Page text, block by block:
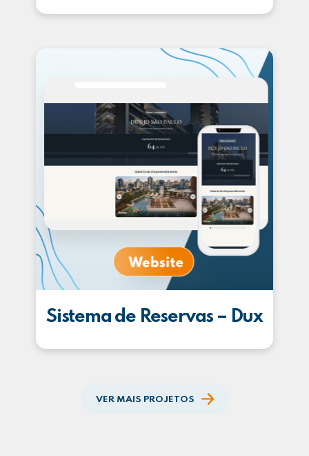
Sistema de Reservas – Dux
VER MAIS PROJETOS